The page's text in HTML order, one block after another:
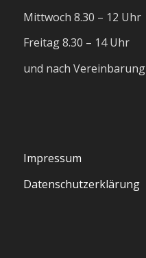
Mittwoch 8.30 – 12 Uhr
Freitag 8.30 – 14 Uhr
und nach Vereinbarung
Impressum
Datenschutzerklärung